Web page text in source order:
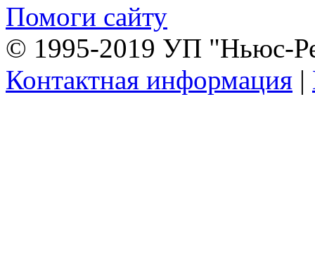
Помоги сайту
© 1995-2019 УП "Ньюс-
Контактная информация |